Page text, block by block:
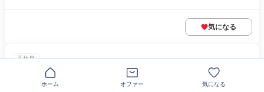
気になる
正社員
電気設備施工管理
株式会社メイジン
ホーム オファー 気になる